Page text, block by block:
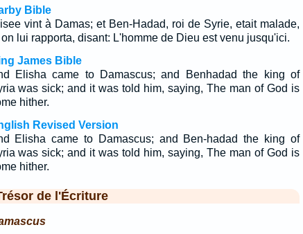
Bible
vint à Damas; et Ben-Hadad, roi de Syrie, etait malade,
lui rapporta, disant: L'homme de Dieu est venu jusqu'ici.
James Bible
Elisha came to Damascus; and Benhadad the king of
was sick; and it was told him, saying, The man of God is
hither.
Revised Version
Elisha came to Damascus; and Ben-hadad the king of
was sick; and it was told him, saying, The man of God is
hither.
de l'Écriture